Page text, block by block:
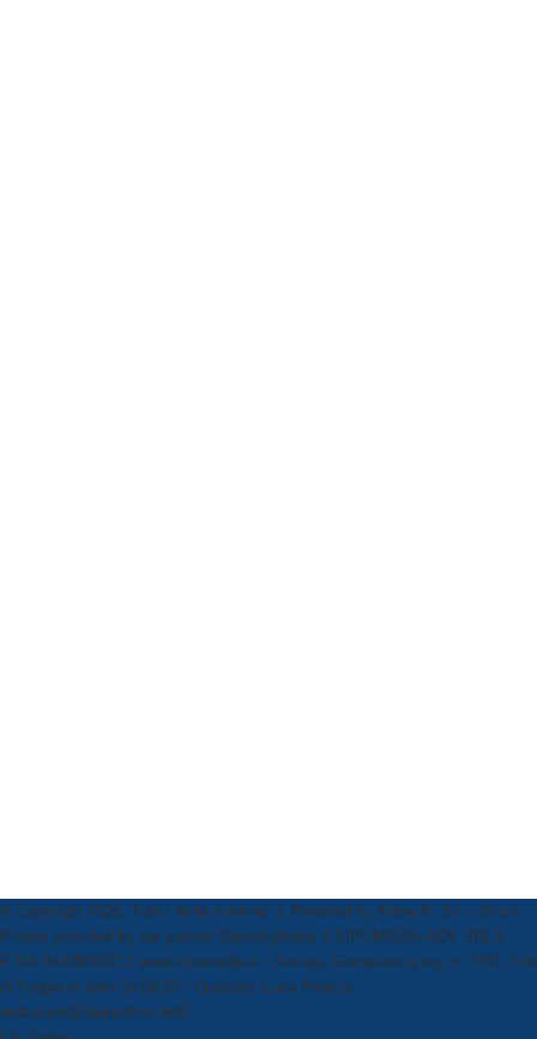
© Copyright 2026, Tutti i diritti riservati | Powered by Know K. Srl -- Stock
Photos provided by our partner Depositphotos ©SIPOMEDIA ADV SRLS
P.IVA 04409080712 www.sipomedia.it - Testata Giornalistica reg. n. 7/07, Trib
di Foggia in data 24.04.07 - Direttore: Luca Pernice
redazione@ilsipontino.net©